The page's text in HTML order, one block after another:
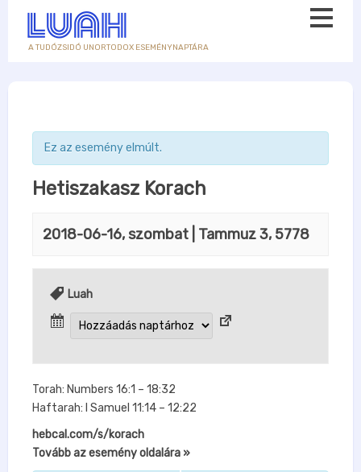
A TUDÓZSIDÓ UNORTODOX ESEMÉNYNAPTÁRA
Ez az esemény elmúlt.
Hetiszakasz Korach
2018-06-16, szombat | Tammuz 3, 5778
Luah
Torah: Numbers 16:1 – 18:32
Haftarah: I Samuel 11:14 – 12:22
hebcal.com/s/korach
Tovább az esemény oldalára »